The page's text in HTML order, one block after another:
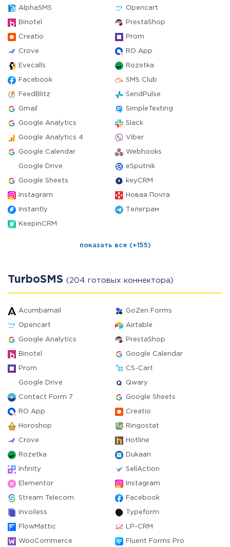
AlphaSMS Opencart
Binotel PrestaShop
Creatio Prom
Crove RO App
Evecalls Rozetka
Facebook SMS Club
FeedBlitz SendPulse
Gmail SimpleTexting
Google Analytics Slack
Google Analytics 4 Viber
Google Calendar Webhooks
Google Drive eSputnik
Google Sheets keyCRM
Instagram Новая Почта
Instantly Телеграм
KeepinCRM
показать все (+155)
TurboSMS (204 готовых коннектора)
Acumbamail GoZen Forms
Opencart Airtable
Google Analytics PrestaShop
Binotel Google Calendar
Prom CS-Cart
Google Drive Qwary
Contact Form 7 Google Sheets
RO App Creatio
Horoshop Ringostat
Crove Hotline
Rozetka Dukaan
Infinity SellAction
Elementor Instagram
Stream Telecom Facebook
Invoiless Typeform
FlowMattic LP-CRM
WooCommerce Fluent Forms Pro